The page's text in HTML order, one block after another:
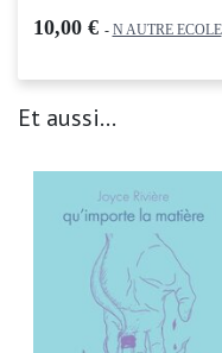
10,00 € - N AUTRE ECOLE
Et aussi...